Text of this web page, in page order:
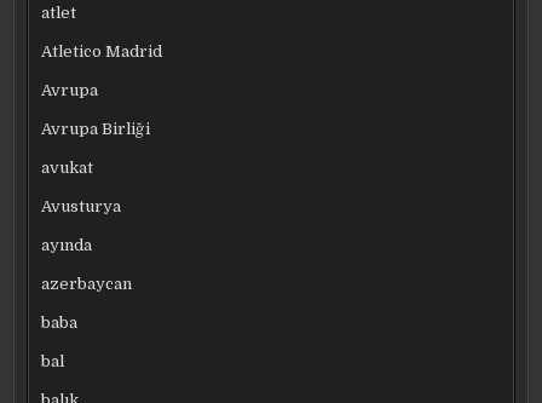
atlet
Atletico Madrid
Avrupa
Avrupa Birliği
avukat
Avusturya
ayında
azerbaycan
baba
bal